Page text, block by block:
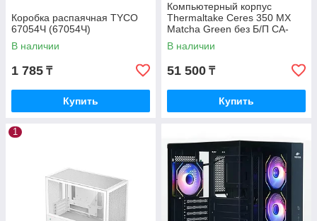
Коробка распаячная TYCO
67054Ч (67054Ч)
В наличии
1 785 ₸
Купить
Компьютерный корпус
Thermaltake Ceres 350 MX
Matcha Green без Б/П CA-
1Z3-00MEWN-00
В наличии
51 500 ₸
Купить
1